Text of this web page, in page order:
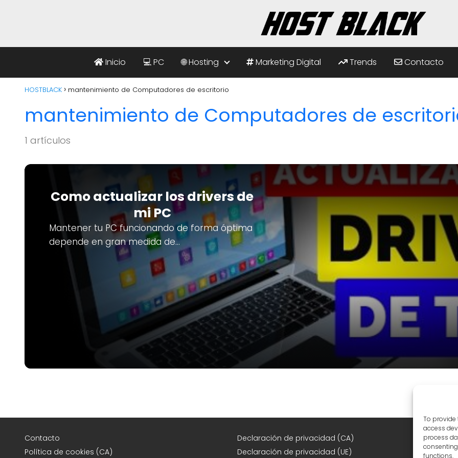
To provide
access
process
functions.
Inicio 💻 PC 🌐 Hosting Marketing Digital Trends Contacto
HOSTBLACK mantenimiento de Computadores de escritorio
mantenimiento de Computadores de
1 artículos
Como actualizar los drivers de
mi PC
Mantener tu PC funcionando de forma óptima
depende en gran medida de…
Contacto
Política de cookies (CA)
Declaración de privacidad (CA)
Declaración de privacidad (UE)